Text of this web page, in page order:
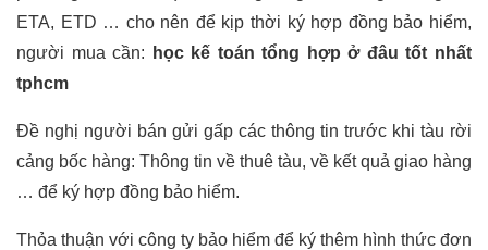
ETA, ETD … cho nên để kịp thời ký hợp đồng bảo hiểm,
người mua cần:
học kế toán tổng hợp ở đâu tốt nhất
tphcm
Đề nghị người bán gửi gấp các thông tin trước khi tàu rời
cảng bốc hàng: Thông tin về thuê tàu, về kết quả giao hàng
… để ký hợp đồng bảo hiểm.
Thỏa thuận với công ty bảo hiểm để ký thêm hình thức đơn